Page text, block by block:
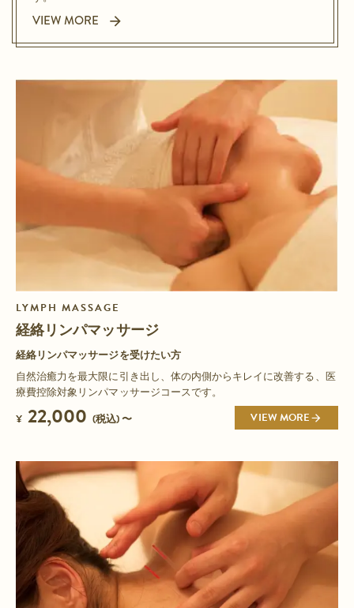
VIEW MORE
LYMPH MASSAGE
経絡リンパマッサージ
経絡リンパマッサージを受けたい方
自然治癒力を最大限に引き出し、体の内側からキレイに改善する、医
療費控除対象リンパマッサージコースです。
¥ 22,000 (税込) 〜 VIEW MORE